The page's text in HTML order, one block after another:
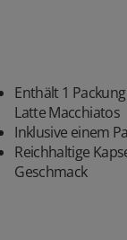
Enthält 1
Latte Macchiatos
Inklusive einem
Reichhaltige
Geschmack